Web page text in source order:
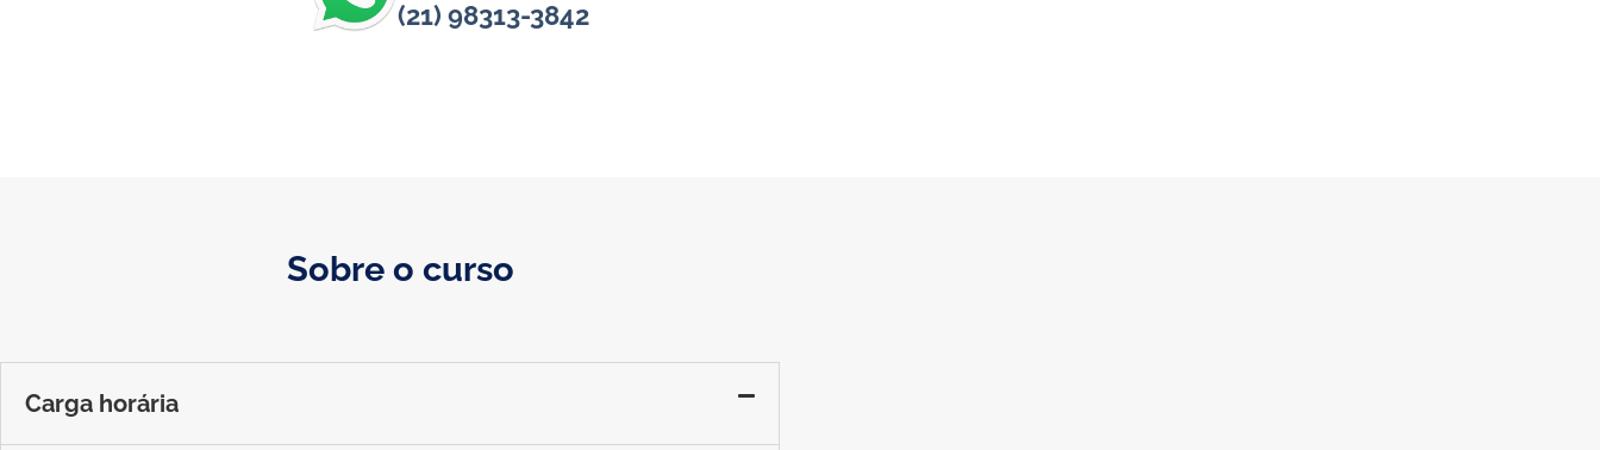
(21) 98313-3842
Sobre o curso
Carga horária